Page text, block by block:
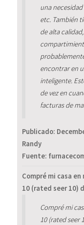
una
etc. También
de alta
encontrar en
inteligente.
de vez en
facturas de
Publicado:
Randy
Fuente:
Compré mi casa
10 (rated seer 10)
Compré mi
10 (rated seer